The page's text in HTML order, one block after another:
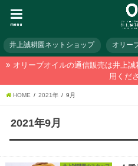
menu
井上誠耕園ネットショップ オリー
オリーブオイルの通信販売は井上
用くだ
HOME 2021年 9月
2021年9月